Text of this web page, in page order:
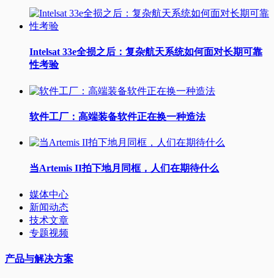
Intelsat 33e全损之后：复杂航天系统如何面对长期可靠
性考验
软件工厂：高端装备软件正在换一种造法
当Artemis II拍下地月同框，人们在期待什么
媒体中心
新闻动态
技术文章
专题视频
产品与解决方案